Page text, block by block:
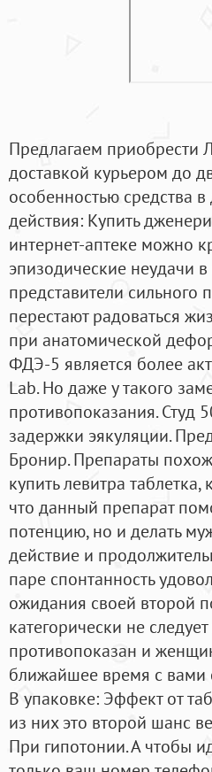
Предлагаем приобрести
доставкой курьером до
особенностью средства
действия: Купить
интернет-аптеке можно
эпизодические неудачи
представители сильного
перестают радоваться
при анатомической
ФДЭ-5 является более
Lab. Но даже у такого
противопоказания. Студ
задержки эякуляции.
Бронир. Препараты
купить левитра
что данный препарат
потенцию, но и делать
действие и
паре спонтанность
ожидания своей второй
категорически не
противопоказан и
ближайшее время с вами
В упаковке: Эффект от
из них это второй шанс
При гипотонии. А чтобы